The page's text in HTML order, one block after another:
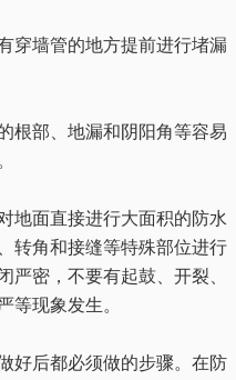
穿墙管的地方提前进行堵漏
根部、地漏和阴阳角等容易
地面直接进行大面积的防水
转角和接缝等特殊部位进行
严密，不要有起鼓、开裂、
等现象发生。
好后都必须做的步骤。在防